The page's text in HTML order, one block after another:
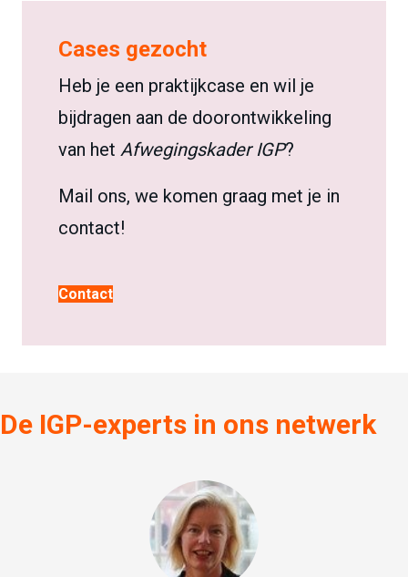
Cases gezocht
Heb je een praktijkcase en wil je
bijdragen aan de doorontwikkeling
van het Afwegingskader IGP?
Mail ons, we komen graag met je in
contact!
Contact
De IGP-experts in ons netwerk